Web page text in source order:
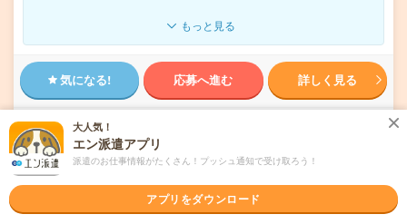
もっと見る
気になる! 応募へ進む 詳しく見る
未読 掲載日 2026/07/31
年齢不問！急募！8月～！北大路駅近郊！女性
大人気！
エン派遣アプリ
派遣のお仕事情報がたくさん！プッシュ通知で受け取ろう！
アプリをダウンロード